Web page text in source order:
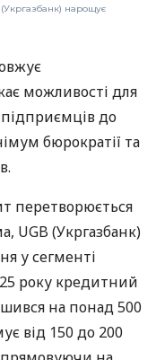
нарощує
можливості для
до
бюрократії та
перетворюється
UGB (Укргазбанк)
у сегменті
року кредитний
на понад 500
від 150 до 200